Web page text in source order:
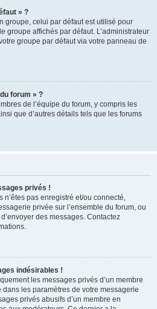
» ?
groupe, celui par défaut est utilisé pour
groupe affichés par défaut. L’administrateur
groupe par défaut via votre panneau de
forum » ?
de l’équipe du forum, y compris les
que d’autres détails tels que les forums
privés !
n’êtes pas enregistré et/ou connecté,
privée sur l’ensemble du forum, ou
des messages. Contactez
indésirables !
les messages privés d’un membre
les paramètres de votre messagerie
privés abusifs d’un membre en